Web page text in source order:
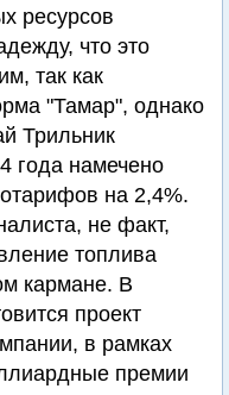
ресурсов
что это
так как
"Тамар", однако
Трильник
года намечено
на 2,4%.
не факт,
топлива
кармане. В
проект
в рамках
премии